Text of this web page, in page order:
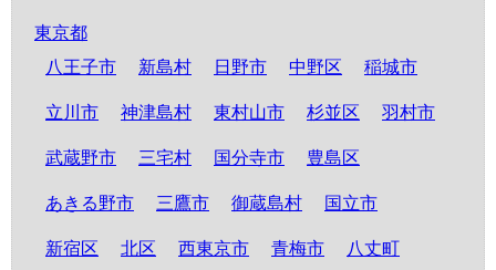
東京都
八王子市
新島村 日野市 中野区 稲城市
立川市 神津島村 東村山市 杉並区 羽村市
武蔵野市 三宅村 国分寺市 豊島区
あきる野市 三鷹市 御蔵島村 国立市
新宿区 北区 西東京市 青梅市 八丈町